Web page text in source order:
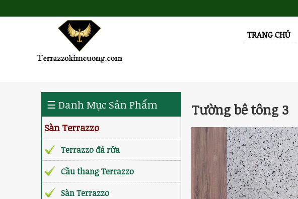
TRANG CHỦ
☰ Danh Mục Sản Phẩm
Sàn Terrazzo
Terrazzo đá rửa
Cầu thang Terrazzo
Sàn Terrazzo
Tường bê tông 3